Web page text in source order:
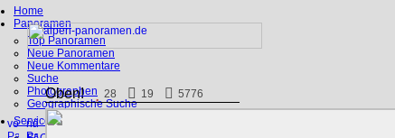
Home
Panoramen
Top Panoramen
Neue Panoramen
Neue Kommentare
Suche
Photographen
Geographische Suche
Service
Oben! 28 19 5776